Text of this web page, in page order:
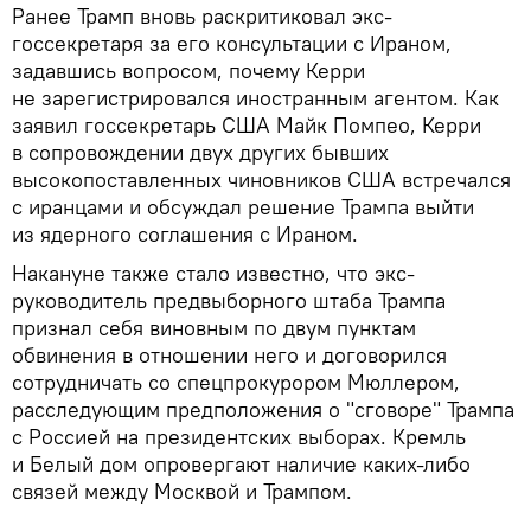
Ранее Трамп вновь раскритиковал экс-
госсекретаря за его консультации с Ираном,
задавшись вопросом, почему Керри
не зарегистрировался иностранным агентом. Как
заявил госсекретарь США Майк Помпео, Керри
в сопровождении двух других бывших
высокопоставленных чиновников США встречался
с иранцами и обсуждал решение Трампа выйти
из ядерного соглашения с Ираном.
Накануне также стало известно, что экс-
руководитель предвыборного штаба Трампа
признал себя виновным по двум пунктам
обвинения в отношении него и договорился
сотрудничать со спецпрокурором Мюллером,
расследующим предположения о "сговоре" Трампа
с Россией на президентских выборах. Кремль
и Белый дом опровергают наличие каких-либо
связей между Москвой и Трампом.